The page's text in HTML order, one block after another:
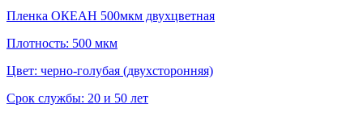
Пленка ОКЕАН 500мкм двухцветная
Плотность: 500 мкм
Цвет: черно-голубая (двухсторонняя)
Срок службы: 20 и 50 лет